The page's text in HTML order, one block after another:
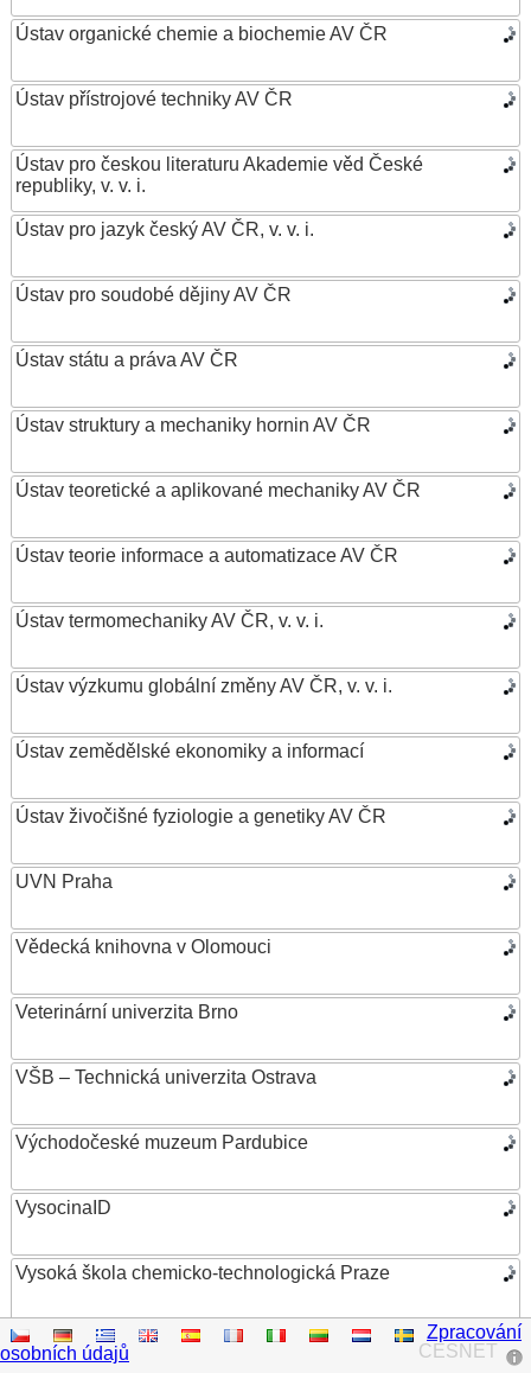
Ústav organické chemie a biochemie AV ČR
Ústav přístrojové techniky AV ČR
Ústav pro českou literaturu Akademie věd České
republiky, v. v. i.
Ústav pro jazyk český AV ČR, v. v. i.
Ústav pro soudobé dějiny AV ČR
Ústav státu a práva AV ČR
Ústav struktury a mechaniky hornin AV ČR
Ústav teoretické a aplikované mechaniky AV ČR
Ústav teorie informace a automatizace AV ČR
Ústav termomechaniky AV ČR, v. v. i.
Ústav výzkumu globální změny AV ČR, v. v. i.
Ústav zemědělské ekonomiky a informací
Ústav živočišné fyziologie a genetiky AV ČR
UVN Praha
Vědecká knihovna v Olomouci
Veterinární univerzita Brno
VŠB – Technická univerzita Ostrava
Východočeské muzeum Pardubice
VysocinaID
Vysoká škola chemicko-technologická Praze
Vysoká škola ekonomická v Praze
CESNET
Zpracování
osobních údajů